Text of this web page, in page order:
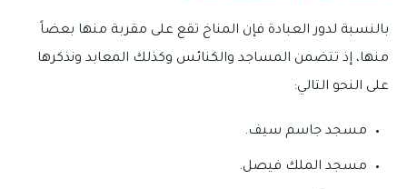
بالنسبة لدور العبادة فإن المناخ تقع على مقربة منها بعضاً
منها، إذ تتضمن المساجد والكنائس وكذلك المعابد ونذكرها
على النحو التالي:
مسجد جاسم سيف.
مسجد الملك فيصل.